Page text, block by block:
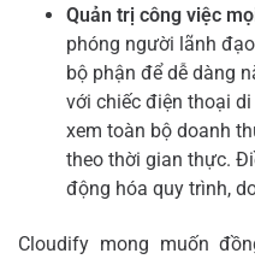
Quản trị công việc
phóng người lãnh
bộ phận để dễ dàng
với chiếc điện thoại
xem toàn bộ doanh
theo thời gian thực.
động hóa quy trình,
Cloudify mong muốn